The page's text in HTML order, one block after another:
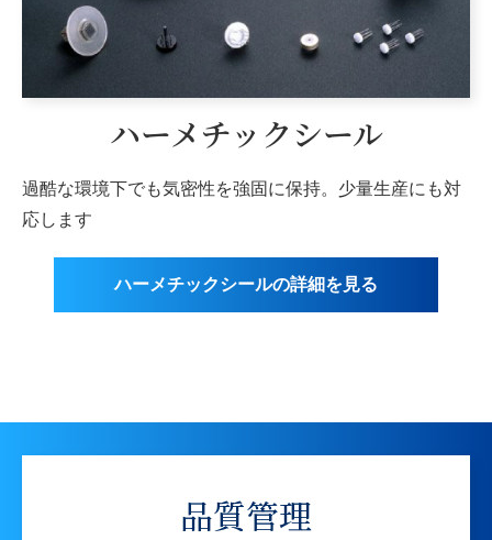
ハーメチックシール
過酷な環境下でも気密性を強固に保持。 少量生産にも対
応します
ハーメチックシールの詳細を見る
品質管理